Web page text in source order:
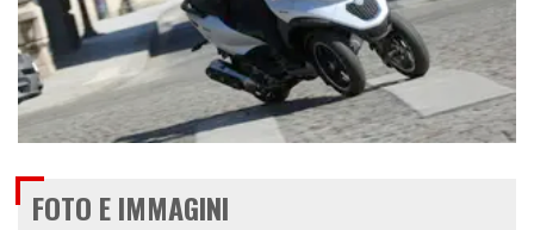
€ 9.590
FOTO E IMMAGINI